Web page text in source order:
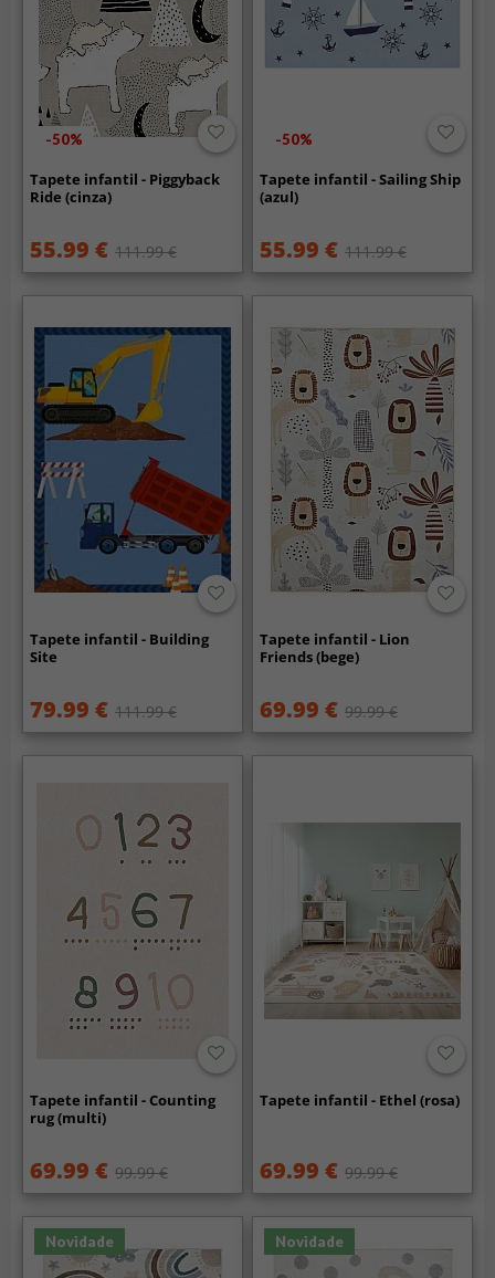
-50%
Tapete infantil - Piggyback
Ride (cinza)
55.99 € 111.99 €
-50%
Tapete infantil - Sailing Ship
(azul)
55.99 € 111.99 €
Tapete infantil - Building
Site
79.99 € 111.99 €
Tapete infantil - Lion
Friends (bege)
69.99 € 99.99 €
Tapete infantil - Counting
rug (multi)
69.99 € 99.99 €
Tapete infantil - Ethel (rosa)
69.99 € 99.99 €
Novidade Novidade